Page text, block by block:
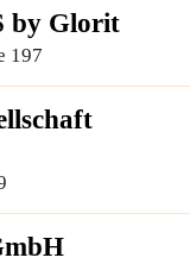
by Glorit
197